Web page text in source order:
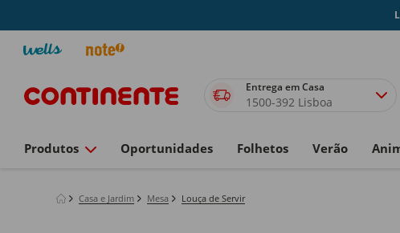
Entrega em Casa
1500-392 Lisboa
Produtos Oportunidades Folhetos Verão
Casa e Jardim Mesa Louça de Servir